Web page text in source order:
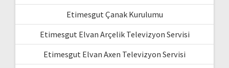
Etimesgut Çanak Kurulumu
Etimesgut Elvan Arçelik Televizyon Servisi
Etimesgut Elvan Axen Televizyon Servisi